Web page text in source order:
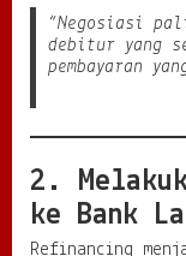
“Negosiasi
debitur yang
pembayaran
2.
ke Bank
Refinancing